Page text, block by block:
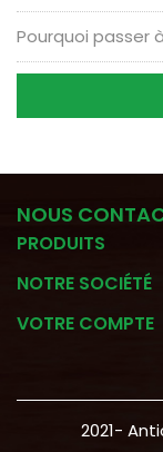
Pourquoi passer
NOUS
PRODUITS
NOTRE SOCIÉTÉ
VOTRE COMPTE
2021-